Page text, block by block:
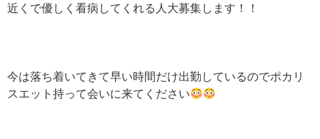
近くで優しく看病してくれる人大募集します！！
今は落ち着いてきて早い時間だけ出勤しているのでポカリ
スエット持って会いに来てください